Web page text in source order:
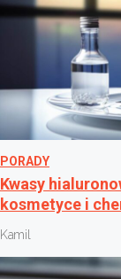
PORADY
Kwasy
kosmetyce i
Kamil